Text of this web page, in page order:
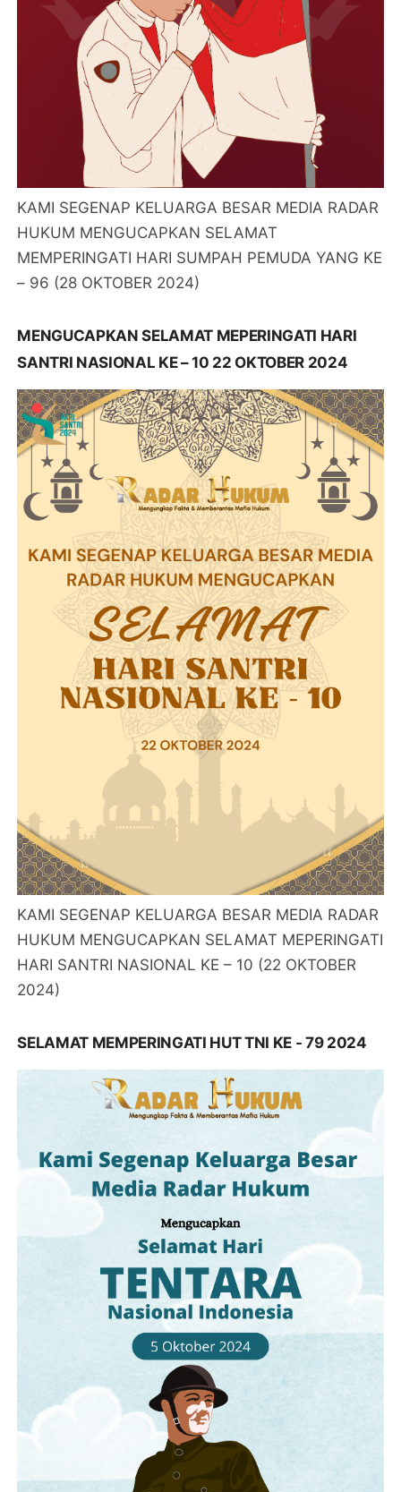
KAMI SEGENAP KELUARGA BESAR MEDIA RADAR
HUKUM MENGUCAPKAN SELAMAT
MEMPERINGATI HARI SUMPAH PEMUDA YANG KE
– 96 (28 OKTOBER 2024)
MENGUCAPKAN SELAMAT MEPERINGATI HARI
SANTRI NASIONAL KE – 10 22 OKTOBER 2024
KAMI SEGENAP KELUARGA BESAR MEDIA RADAR
HUKUM MENGUCAPKAN SELAMAT MEPERINGATI
HARI SANTRI NASIONAL KE – 10 (22 OKTOBER
2024)
SELAMAT MEMPERINGATI HUT TNI KE - 79 2024